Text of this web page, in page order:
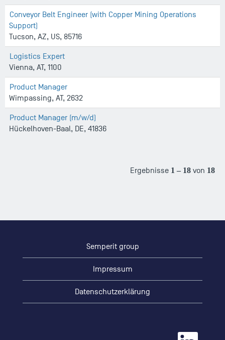
Conveyor Belt Engineer (with Copper Mining Operations
Support)
Tucson, AZ, US, 85716
Logistics Expert
Vienna, AT, 1100
Product Manager
Wimpassing, AT, 2632
Product Manager (m/w/d)
Hückelhoven-Baal, DE, 41836
Ergebnisse 1 – 18 von 18
Semperit group
Impressum
Datenschutzerklärung
W